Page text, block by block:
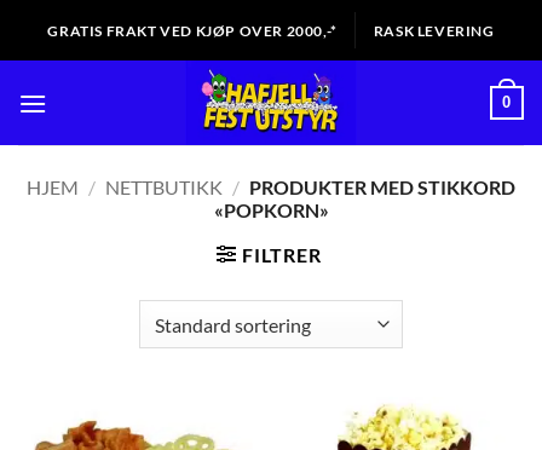
GRATIS FRAKT VED KJØP OVER 2000,-* RASK LEVERING
0
HJEM / NETTBUTIKK / PRODUKTER MED STIKKORD
«POPKORN»
FILTRER